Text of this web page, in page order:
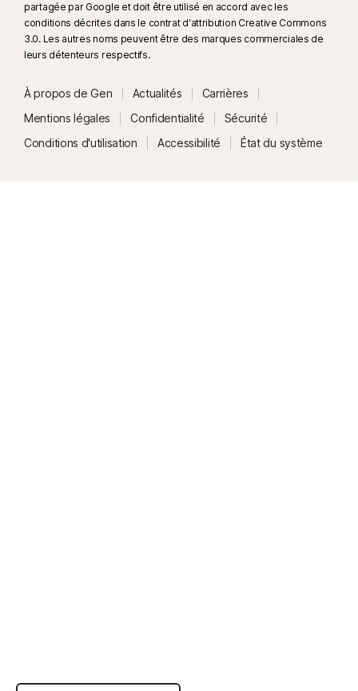
partagée par Google et doit être utilisé en accord avec les
conditions décrites dans le contrat d'attribution Creative Commons
3.0. Les autres noms peuvent être des marques commerciales de
leurs détenteurs respectifs.
À propos de Gen Actualités
Carrières
Mentions légales
Confidentialité
Sécurité
Conditions d'utilisation
Accessibilité État du système